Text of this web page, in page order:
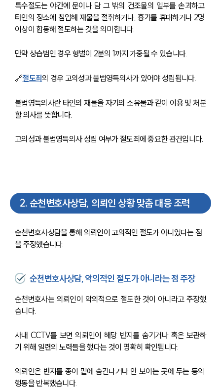
특수절도는 야간에 문이나 담 그 밖의 건조물의 일부를 손괴하고
타인의 장소에 침입해 재물을 절취하거나, 흉기를 휴대하거나 2명
이상이 합동해 절도하는 것을 의미합니다.
만약 상습범인 경우 형벌이 2분의 1까지 가중될 수 있습니다.
🔗절도죄의 경우 고의성과 불법영득의사가 있어야 성립됩니다.
불법영득의사란 타인의 재물을 자기의 소유물과 같이 이용 및 처분
할 의사를 뜻합니다.
고의성과 불법영득의사 성립 여부가 절도죄에 중요한 관건입니다.
2. 순천변호사상담, 의뢰인 상황 맞춤 대응 조력
순천변호사상담을 통해 의뢰인이 고의적인 절도가 아니었다는 점
을 주장했습니다.
순천변호사상담, 악의적인 절도가 아니라는 점 주장
순천변호사는 의뢰인이 악의적으로 절도한 것이 아니라고 주장했
습니다.
사내 CCTV를 보면 의뢰인이 해당 반지를 숨기거나 혹은 보관하
기 위해 일련의 노력들을 했다는 것이 명확히 확인됩니다.
의뢰인은 반지를 종이 밑에 숨긴다거나 안 보이는 곳에 두는 등의
행동을 반복했습니다.